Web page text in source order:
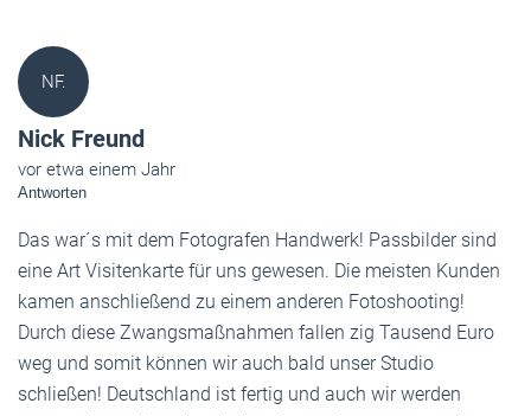
NF.
Nick Freund
vor etwa einem Jahr
Antworten
Das war´s mit dem Fotografen Handwerk! Passbilder sind
eine Art Visitenkarte für uns gewesen. Die meisten Kunden
kamen anschließend zu einem anderen Fotoshooting!
Durch diese Zwangsmaßnahmen fallen zig Tausend Euro
weg und somit können wir auch bald unser Studio
schließen! Deutschland ist fertig und auch wir werden